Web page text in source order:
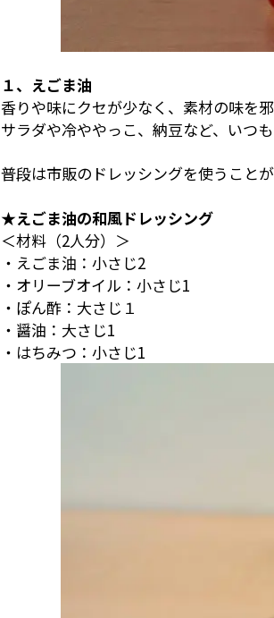
１、えごま油
香りや味にクセが少なく、素材の味を
サラダや冷ややっこ、納豆など、いつ
普段は市販のドレッシングを使うこと
★えごま油の和風ドレッシング
＜材料（2人分）＞
・えごま油：小さじ2
・オリーブオイル：小さじ1
・ぽん酢：大さじ１
・醤油：大さじ1
・はちみつ：小さじ1